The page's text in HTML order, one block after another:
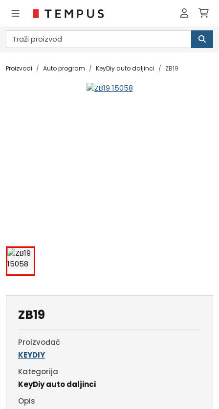
Proizvodi Auto program KeyDiy auto daljinci ZB19
ZB19
Proizvođač
KEYDIY
Kategorija
KeyDiy auto daljinci
Opis